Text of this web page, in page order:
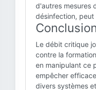
d'autres mesures
désinfection,
Le débit critique
contre la
en manipulant ce
empêcher
divers systèmes